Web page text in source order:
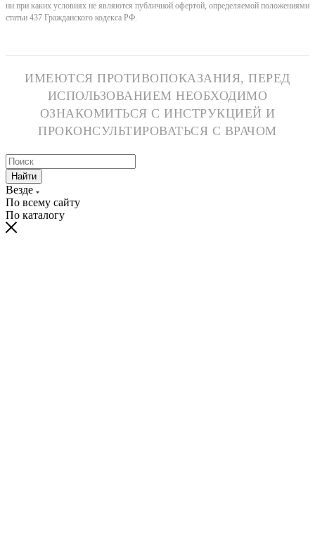
ни при каких условиях не являются публичной офертой, определяемой положениями
статьи 437 Гражданского кодекса РФ.
ИМЕЮТСЯ ПРОТИВОПОКАЗАНИЯ, ПЕРЕД
ИСПОЛЬЗОВАНИЕМ НЕОБХОДИМО
ОЗНАКОМИТЬСЯ С ИНСТРУКЦИЕЙ И
ПРОКОНСУЛЬТИРОВАТЬСЯ С ВРАЧОМ
Найти
Везде
По всему сайту
По каталогу